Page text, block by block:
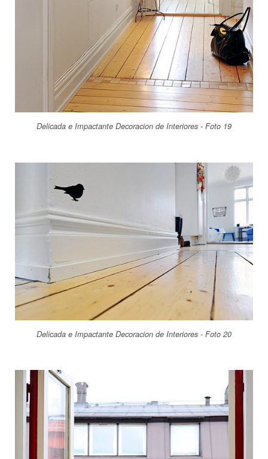
Delicada e Impactante Decoracion de Interiores - Foto 19
Delicada e Impactante Decoracion de Interiores - Foto 20